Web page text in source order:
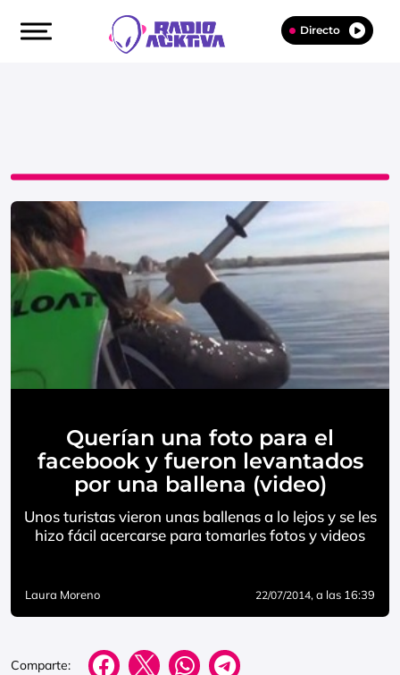
Directo
Querían una foto para el
facebook y fueron levantados
por una ballena (video)
Unos turistas vieron unas ballenas a lo lejos y se les
hizo fácil acercarse para tomarles fotos y videos
Laura Moreno 22/07/2014, a las 16:39
Comparte: